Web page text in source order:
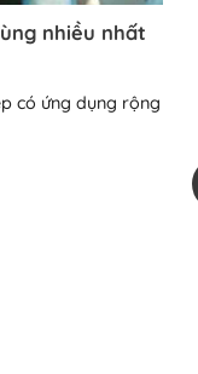
nhiều nhất
có ứng dụng rộng